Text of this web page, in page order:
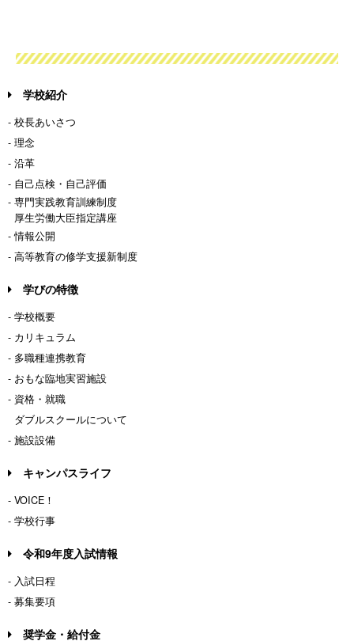
学校紹介
- 校長あいさつ
- 理念
- 沿革
- 自己点検・自己評価
- 専門実践教育訓練制度
厚生労働大臣指定講座
- 情報公開
- 高等教育の修学支援新制度
学びの特徴
- 学校概要
- カリキュラム
- 多職種連携教育
- おもな臨地実習施設
- 資格・就職
ダブルスクールについて
- 施設設備
キャンパスライフ
- VOICE！
- 学校行事
令和9年度入試情報
- 入試日程
- 募集要項
奨学金・給付金